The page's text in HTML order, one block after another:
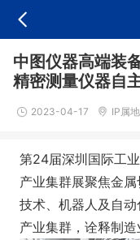
中图仪器高端装
精密测量仪器自
2023-04-17 IP属
第24届深圳国际工
产业集群展聚焦金
技术、机器人及自
产业集群，诠释制造